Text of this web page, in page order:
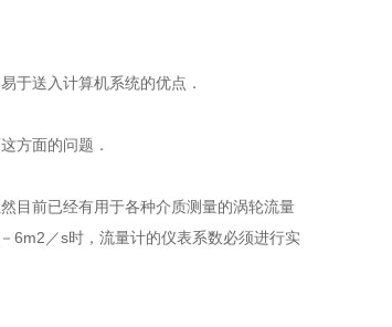
于送入计算机系统的优点．
方面的问题．
然目前已经有用于各种介质测量的涡轮流量
6m2／s时，流量计的仪表系数必须进行实